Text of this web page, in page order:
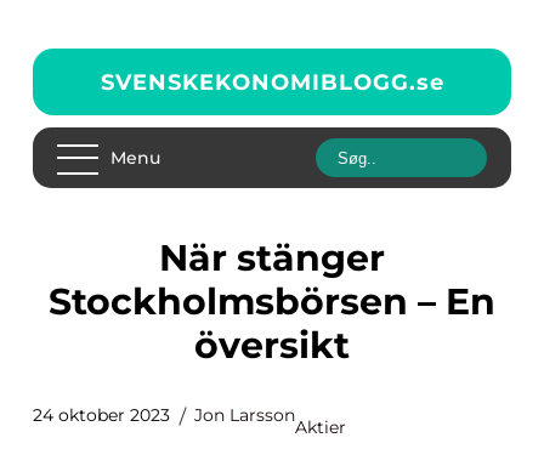
SVENSKEKONOMIBLOGG.se
Menu
När stänger
Stockholmsbörsen – En
översikt
24 oktober 2023 Jon Larsson
Aktier